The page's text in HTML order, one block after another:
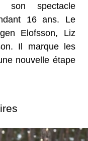
son spectacle
16 ans. Le
Elofsson, Liz
Il marque les
nouvelle étape